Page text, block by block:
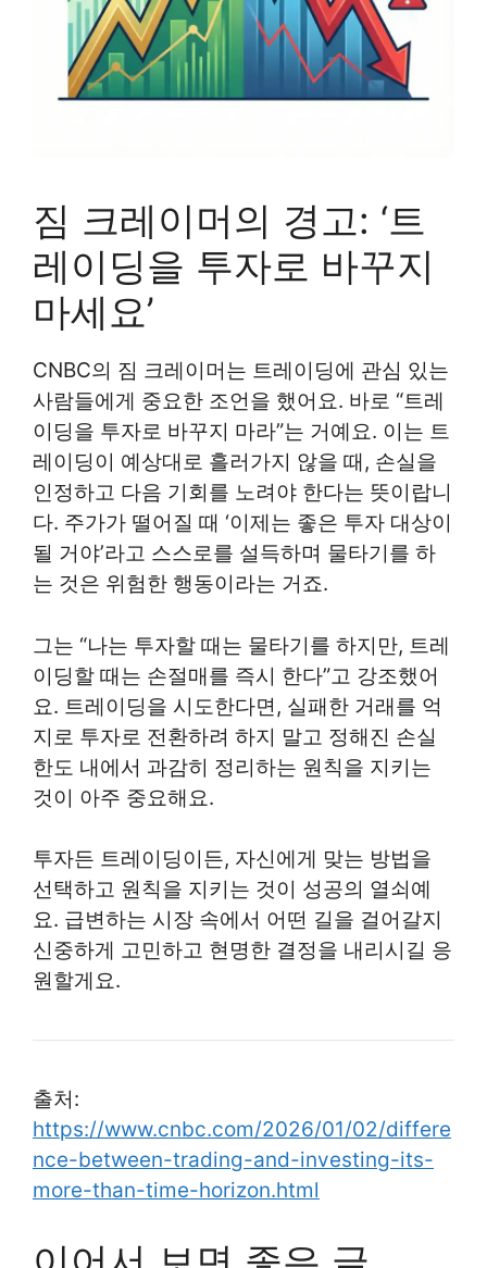
짐 크레이머의 경고: ‘트
레이딩을 투자로 바꾸지
마세요’
CNBC의 짐 크레이머는 트레이딩에 관심 있는
사람들에게 중요한 조언을 했어요. 바로 “트레
이딩을 투자로 바꾸지 마라”는 거예요. 이는 트
레이딩이 예상대로 흘러가지 않을 때, 손실을
인정하고 다음 기회를 노려야 한다는 뜻이랍니
다. 주가가 떨어질 때 ‘이제는 좋은 투자 대상이
될 거야’라고 스스로를 설득하며 물타기를 하
는 것은 위험한 행동이라는 거죠.
그는 “나는 투자할 때는 물타기를 하지만, 트레
이딩할 때는 손절매를 즉시 한다”고 강조했어
요. 트레이딩을 시도한다면, 실패한 거래를 억
지로 투자로 전환하려 하지 말고 정해진 손실
한도 내에서 과감히 정리하는 원칙을 지키는
것이 아주 중요해요.
투자든 트레이딩이든, 자신에게 맞는 방법을
선택하고 원칙을 지키는 것이 성공의 열쇠예
요. 급변하는 시장 속에서 어떤 길을 걸어갈지
신중하게 고민하고 현명한 결정을 내리시길 응
원할게요.
출처:
https://www.cnbc.com/2026/01/02/differe
nce-between-trading-and-investing-its-
more-than-time-horizon.html